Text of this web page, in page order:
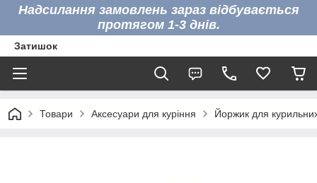
Надсилання замовлень зараз відбувається
протягом 1-3 днів.
Затишок
Товари Аксесуари для куріння Йоржик для